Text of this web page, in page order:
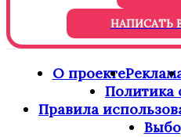
НАПИСАТЬ
О проекте
Политика
Правила